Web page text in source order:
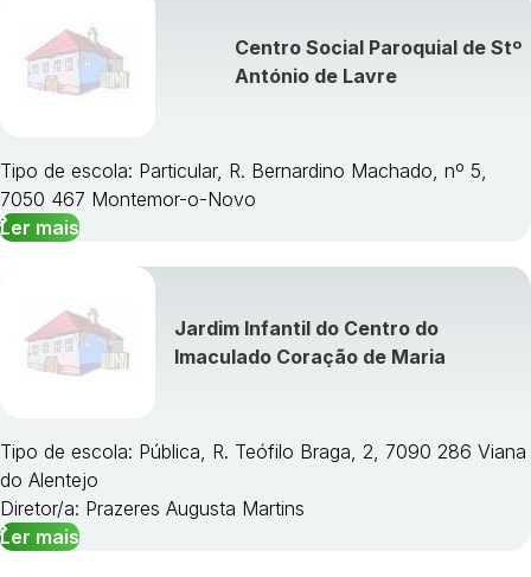
Centro Social Paroquial de Stº
António de Lavre
Tipo de escola: Particular, R. Bernardino Machado, nº 5,
7050 467 Montemor-o-Novo
Ler mais
Jardim Infantil do Centro do
Imaculado Coração de Maria
Tipo de escola: Pública, R. Teófilo Braga, 2, 7090 286 Viana
do Alentejo
Diretor/a: Prazeres Augusta Martins
Ler mais